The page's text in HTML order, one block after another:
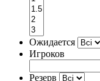
Ожидается
Игроков
Резерв